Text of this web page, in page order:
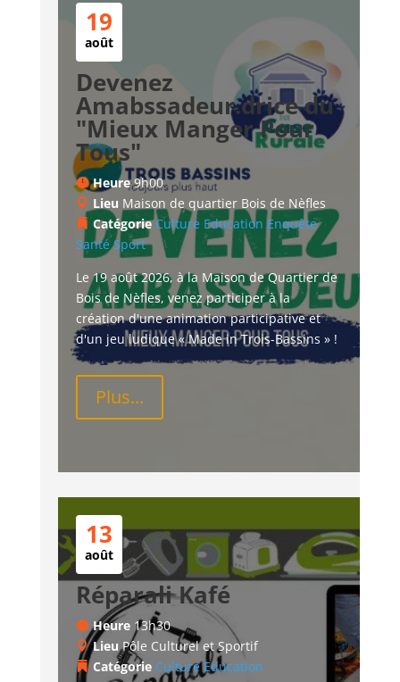
19
août
Devenez
Amabssadeur.drice du
"Mieux Manger Pour
Tous"
Heure9h00
Lieu Maison de quartier Bois de Nèfles
CatégorieCulture Education Enquête
Santé Sport
Le 19 août 2026, à la Maison de Quartier de
Bois de Nèfles, venez participer à la
création d'une animation participative et
d'un jeu ludique « Made in Trois-Bassins » !
Plus...
13
août
Réparali Kafé
Heure 13h30
LieuPôle Culturel et Sportif
Catégorie Culture Education